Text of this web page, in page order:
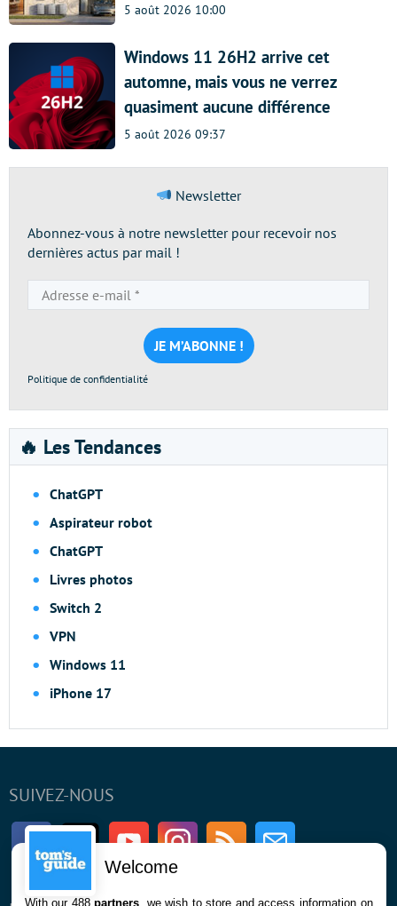
5 août 2026 10:00
Windows 11 26H2 arrive cet
automne, mais vous ne verrez
quasiment aucune différence
5 août 2026 09:37
Newsletter
Abonnez-vous à notre newsletter pour recevoir nos
dernières actus par mail !
e-
mail
*
Politique de confidentialité
🔥 Les Tendances
ChatGPT
Aspirateur robot
ChatGPT
Livres photos
Switch 2
VPN
Windows 11
iPhone 17
SUIVEZ-NOUS
FacebookTwitter Youtube InstagramRSS Newsletter
Welcome
With our 488partners , we wish to store and access information on